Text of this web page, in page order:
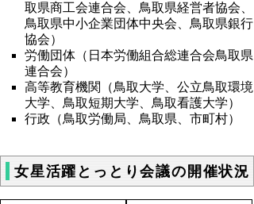
取県商工会連合会、鳥取県経営者協会、
鳥取県中小企業団体中央会、鳥取県銀行
協会）
労働団体（日本労働組合総連合会鳥取県
連合会）
高等教育機関（鳥取大学、公立鳥取環境
大学、鳥取短期大学、鳥取看護大学）
行政（鳥取労働局、鳥取県、市町村）
女星活躍とっとり会議の開催状況